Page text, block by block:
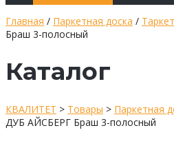
Главная / Паркетная доска /
Браш 3-полосный
Каталог
КВАЛИТЕТ > Товары > Паркетная
ДУБ АЙСБЕРГ Браш 3-полосный